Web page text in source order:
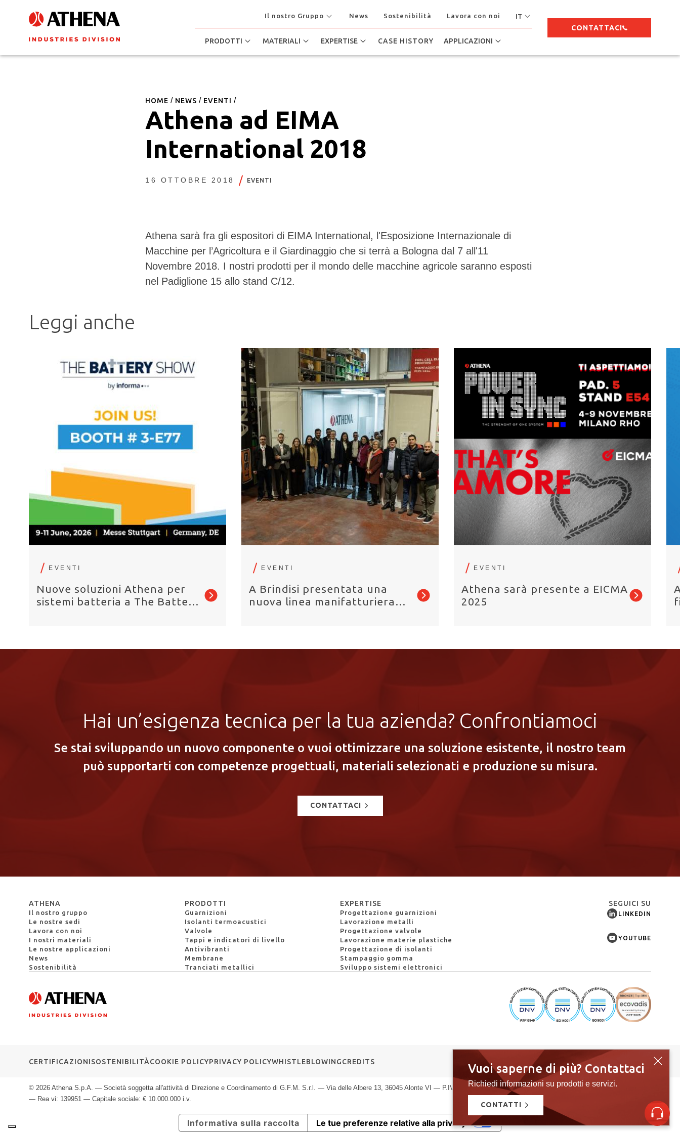
Il nostro Gruppo News Sostenibilità Lavora con noi IT
PRODOTTI MATERIALI EXPERTISE CASE HISTORY APPLICAZIONI
CONTATTACI
HOME NEWS EVENTI
Athena ad EIMA
International 2018
16 OTTOBRE 2018 EVENTI
Athena sarà fra gli espositori di EIMA International, l'Esposizione Internazionale di
Macchine per l’Agricoltura e il Giardinaggio che si terrà a Bologna dal 7 all'11
Novembre 2018. I nostri prodotti per il mondo delle macchine agricole saranno esposti
nel Padiglione 15 allo stand C/12.
Leggi anche
EVENTI
Nuove soluzioni Athena per
sistemi batteria a The Battery
EVENTI
A Brindisi presentata una
nuova linea manifatturiera
EVENTI
Athena sarà presente a EICMA
2025
Hai un’esigenza tecnica per la tua azienda? Confrontiamoci
Se stai sviluppando un nuovo componente o vuoi ottimizzare una soluzione esistente, il nostro team
può supportarti con competenze progettuali, materiali selezionati e produzione su misura.
CONTATTACI
Vuoi saperne di più? Contattaci
Richiedi informazioni su prodotti e servizi.
CONTATTI
ATHENA
Il nostro gruppo
Le nostre sedi
Lavora con noi
I nostri materiali
Le nostre applicazioni
News
Sostenibilità
PRODOTTI
Guarnizioni
Isolanti termoacustici
Valvole
Tappi e indicatori di livello
Antivibranti
Membrane
Tranciati metallici
EXPERTISE
Progettazione guarnizioni
Lavorazione metalli
Progettazione valvole
Lavorazione materie plastiche
Progettazione di isolanti
Stampaggio gomma
Sviluppo sistemi elettronici
SEGUICI SU
LINKEDIN
YOUTUBE
CERTIFICAZIONISOSTENIBILITÀCOOKIE POLICYPRIVACY POLICYWHISTLEBLOWINGCREDITS DE
© 2026 Athena S.p.A. — Società soggetta all'attività di Direzione e Coordinamento di G.F.M. S.r.l. — Via delle Albere 13, 36045 Alonte VI — P.IVA 00589040245 — Registro Imprese di Vicenza: n. 00589040245
— Rea vi: 139951 — Capitale sociale: € 10.000.000 i.v.
Informativa sulla raccolta Le tue preferenze relative alla privacy